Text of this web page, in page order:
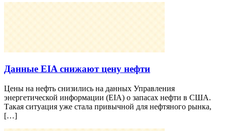
Данные EIA снижают цену нефти
Цены на нефть снизились на данных Управления
энергетической информации (EIA) о запасах нефти в США.
Такая ситуация уже стала привычной для нефтяного рынка,
[…]